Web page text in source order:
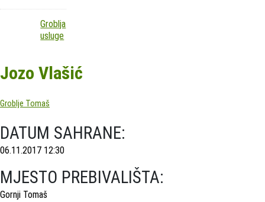
Groblja
usluge
Jozo Vlašić
Groblje Tomaš
DATUM SAHRANE:
06.11.2017 12:30
MJESTO PREBIVALIŠTA:
Gornji Tomaš